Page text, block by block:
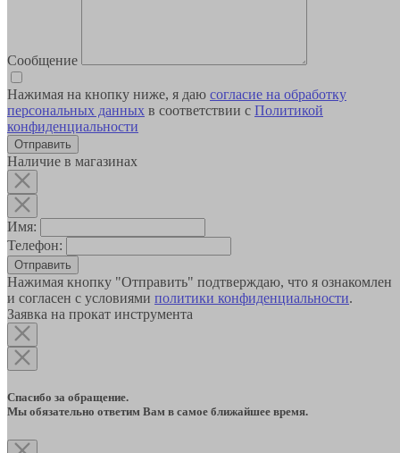
Сообщение
Нажимая на кнопку ниже, я даю согласие на обработку
персональных данных в соответствии с Политикой
конфиденциальности
Наличие в магазинах
Имя:
Телефон:
Отправить
Нажимая кнопку "Отправить" подтверждаю, что я ознакомлен
и согласен с условиями политики конфиденциальности.
Заявка на прокат инструмента
Спасибо за обращение.
Мы обязательно ответим Вам в самое ближайшее время.